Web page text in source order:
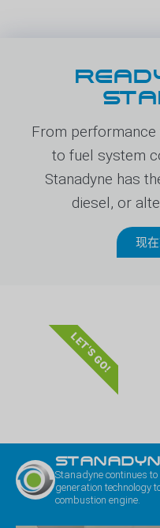
From
to fuel system
Stanadyne has
diesel, or
现
LET'S GO!
Stanadyne continues
generation technology
combustion engine.